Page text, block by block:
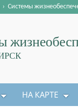
› Системы
НА КАРТЕ